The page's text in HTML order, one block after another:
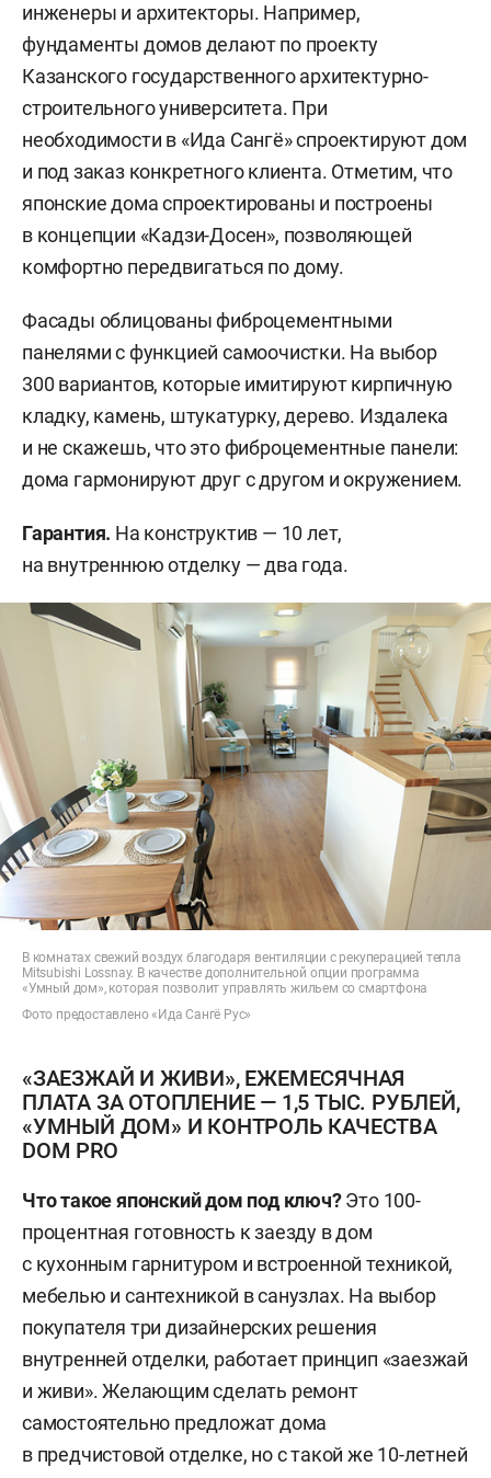
инженеры и архитекторы. Например,
фундаменты домов делают по проекту
Казанского государственного архитектурно-
строительного университета. При
необходимости в «Ида Сангё» спроектируют дом
и под заказ конкретного клиента. Отметим, что
японские дома спроектированы и построены
в концепции «Кадзи-Досен», позволяющей
комфортно передвигаться по дому.
Фасады облицованы фиброцементными
панелями с функцией самоочистки. На выбор
300 вариантов, которые имитируют кирпичную
кладку, камень, штукатурку, дерево. Издалека
и не скажешь, что это фиброцементные панели:
дома гармонируют друг с другом и окружением.
Гарантия. На конструктив — 10 лет,
на внутреннюю отделку — два года.
В комнатах свежий воздух благодаря вентиляции с рекуперацией тепла
Mitsubishi Lossnay. В качестве дополнительной опции программа
«Умный дом», которая позволит управлять жильем со смартфона
Фото предоставлено «Ида Сангё Рус»
«ЗАЕЗЖАЙ И ЖИВИ», ЕЖЕМЕСЯЧНАЯ
ПЛАТА ЗА ОТОПЛЕНИЕ — 1,5 ТЫС. РУБЛЕЙ,
«УМНЫЙ ДОМ» И КОНТРОЛЬ КАЧЕСТВА
DOM PRO
Что такое японский дом под ключ?Это 100-
процентная готовность к заезду в дом
с кухонным гарнитуром и встроенной техникой,
мебелью и сантехникой в санузлах. На выбор
покупателя три дизайнерских решения
внутренней отделки, работает принцип «заезжай
и живи». Желающим сделать ремонт
самостоятельно предложат дома
в предчистовой отделке, но с такой же 10-летней